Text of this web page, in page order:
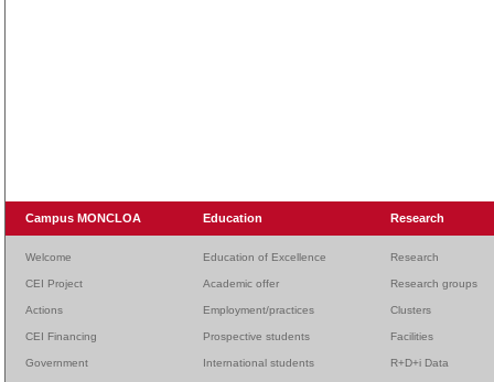
Campus MONCLOA Education Research
Welcome Education of Excellence Research
CEI Project Academic offer Research groups
Actions Employment/practices Clusters
CEI Financing Prospective students Facilities
Government International students R+D+i Data